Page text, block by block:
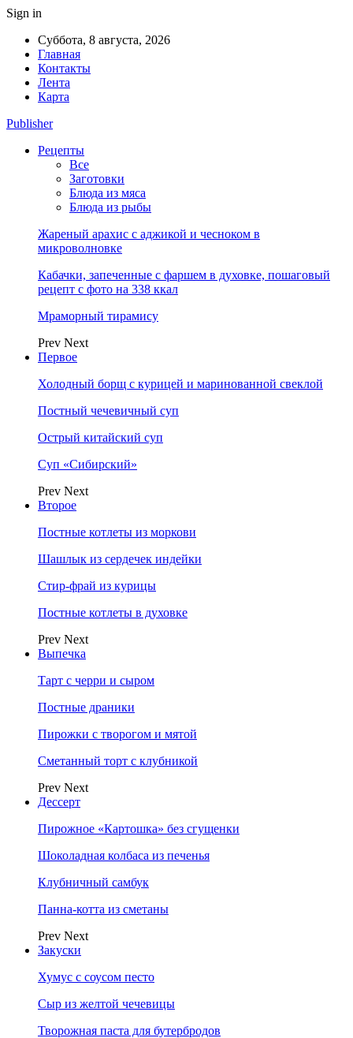
Sign in
Суббота, 8 августа, 2026
Главная
Контакты
Лента
Карта
Publisher
Рецепты
Все
Заготовки
Блюда из мяса
Блюда из рыбы
Жареный арахис с аджикой и чесноком в
микроволновке
Кабачки, запеченные с фаршем в духовке, пошаговый
рецепт с фото на 338 ккал
Мраморный тирамису
Prev Next
Первое
Холодный борщ с курицей и маринованной свеклой
Постный чечевичный суп
Острый китайский суп
Суп «Сибирский»
Prev Next
Второе
Постные котлеты из моркови
Шашлык из сердечек индейки
Стир-фрай из курицы
Постные котлеты в духовке
Prev Next
Выпечка
Тарт с черри и сыром
Постные драники
Пирожки с творогом и мятой
Сметанный торт с клубникой
Prev Next
Дессерт
Пирожное «Картошка» без сгущенки
Шоколадная колбаса из печенья
Клубничный самбук
Панна-котта из сметаны
Prev Next
Закуски
Хумус с соусом песто
Сыр из желтой чечевицы
Творожная паста для бутербродов